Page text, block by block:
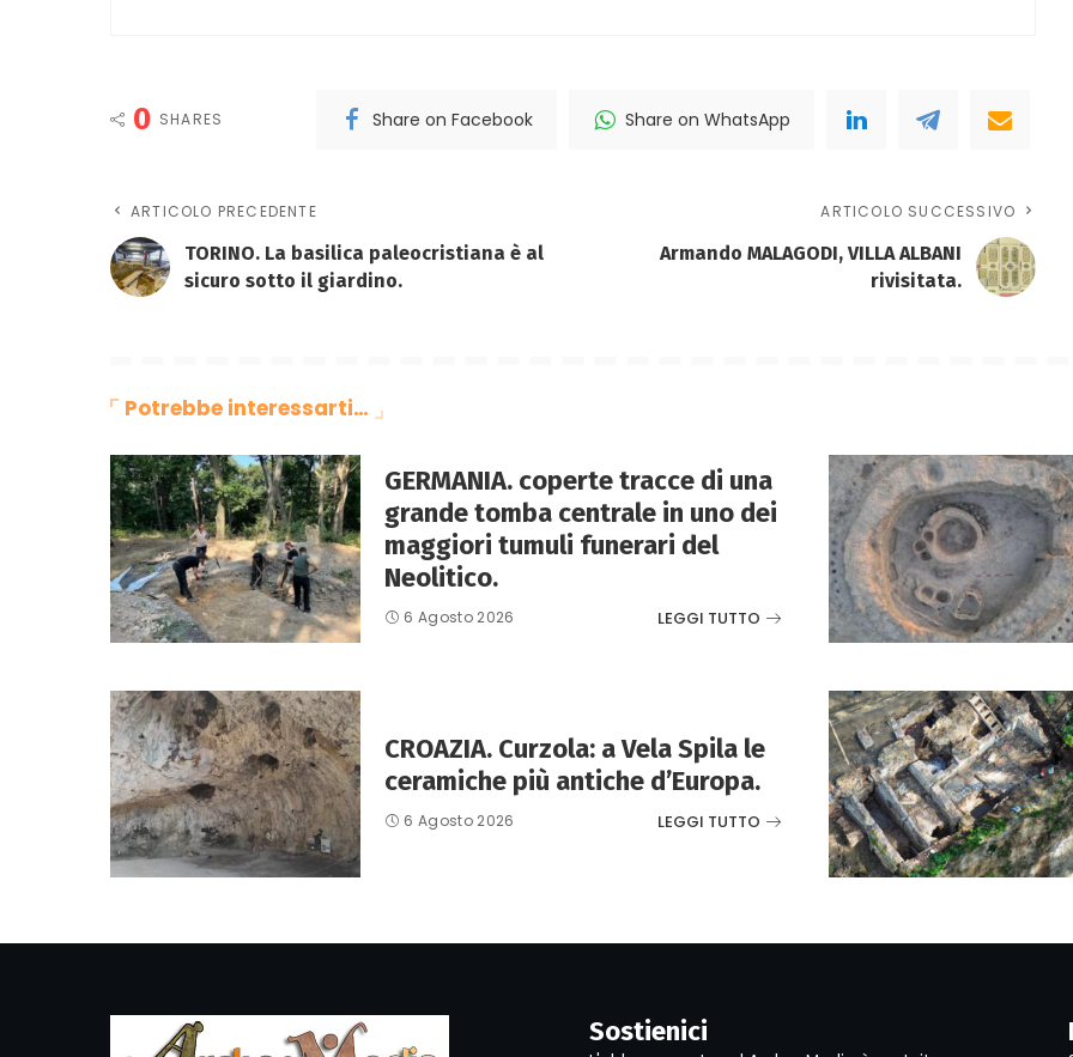
0 SHARES Share on Facebook Share on WhatsApp
ARTICOLO PRECEDENTE
TORINO. La basilica paleocristiana è al
sicuro sotto il giardino.
ARTICOLO SUCCESSIVO
Armando MALAGODI, VILLA ALBANI
rivisitata.
Potrebbe interessarti…
GERMANIA. coperte tracce di una
grande tomba centrale in uno dei
maggiori tumuli funerari del
Neolitico.
6 Agosto 2026 LEGGI TUTTO
CROAZIA. Curzola: a Vela Spila le
ceramiche più antiche d’Europa.
6 Agosto 2026 LEGGI TUTTO
Sostienici